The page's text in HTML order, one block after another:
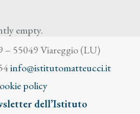
empty.
– 55049 Viareggio (LU)
info@istitutomatteucci.it
policy
dell’Istituto